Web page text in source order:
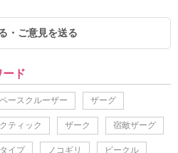
・ご意見を送る
ード
ースクルーザー ザーグ
ティック ザーク 宿敵ザーグ
イプ ノコギリ ビークル